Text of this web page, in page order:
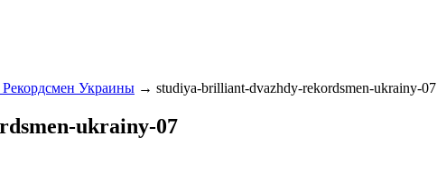
Украины → studiya-brilliant-dvazhdy-rekordsmen-ukrainy-07
ukrainy-07